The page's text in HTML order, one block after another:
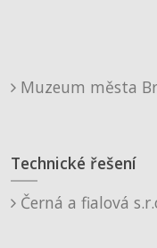
Muzeum města
Technické řešení
Černá a fialová